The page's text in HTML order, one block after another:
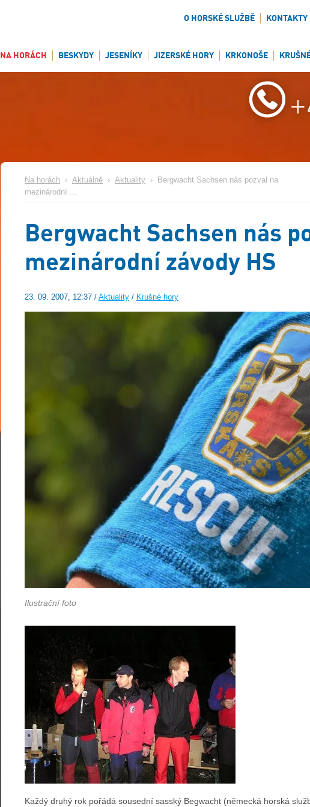
O HORSKÉ SLUŽBĚ KONTAKTY
NA HORÁCH BESKYDY JESENÍKY JIZERSKÉ HORY KRKONOŠE
Na horách › Aktuálně › Aktuality ›
Bergwacht Sachsen nás pozval na
mezinárodní ...
Bergwacht Sachsen nás
mezinárodní závody HS
23. 09. 2007, 12:37 / Aktuality / Krušné hory
Ilustrační foto
Každý druhý rok pořádá sousední sasský Begwacht (německá horská